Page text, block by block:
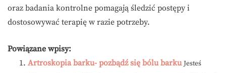
oraz badania kontrolne pomagają śledzić postępy i
dostosowywać terapię w razie potrzeby.
Powiązane wpisy:
Artroskopia barku- pozbądź się bólu barku Jesteś